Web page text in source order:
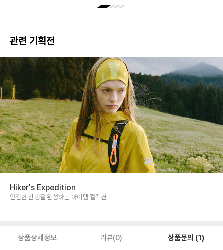
관련 기획전
Hiker's Expedition
안전한 산행을 완성하는 아이템 컬렉션
상품상세정보 리뷰(0) 상품문의 (1)